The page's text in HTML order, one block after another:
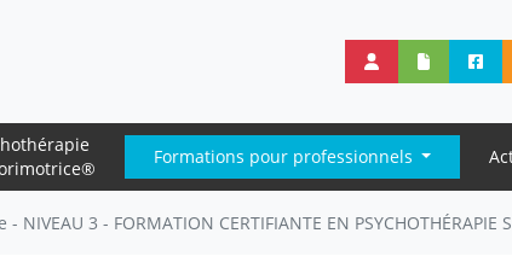
Formations pour professionnels
3 - FORMATION CERTIFIANTE EN PSYCHOTHÉRAPIE SENSORIMOTRICE® - dès le 1er